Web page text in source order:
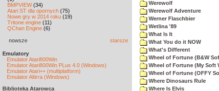
BMPVIEW(34)
Atari ST dla opornych (75)
Nowe gry w 2014 roku (19)
Tritone engine (11)
QChan Engine (6)
nowsze starsze
Emulatory
Emulator Atari800Win
Emulator Atari800Win PLus 4.0 (Windows)
Emulator Atari++ (multiplatform)
Emulator Altirra (Windows)
Biblioteka Atarowca
Werewolf
Werewolf Adventure
Werner Flaschbier
Wetlina '89
What Is It
What You do it NOW
What's Different
Wheel of Fortune (B&W
Wheel of Fortune (My Soft
Wheel of Fortune (OFFY
Where Dinosaurs Rule
Where Is Elvis